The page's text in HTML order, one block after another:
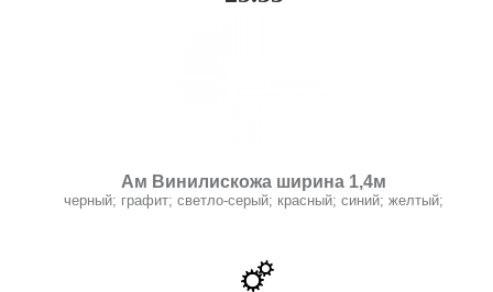
Ам Винилискожа ширина 1,4м
черный; графит; светло-серый; красный; синий; желтый;